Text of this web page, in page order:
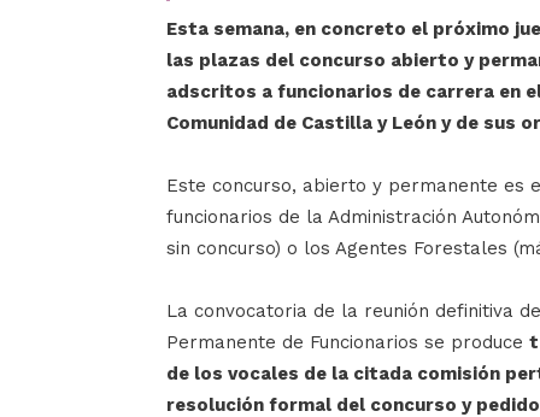
Esta semana, en concreto el próximo
las plazas del concurso abierto y
adscritos a funcionarios de carrera en
Comunidad de Castilla y León y de sus
Este concurso, abierto y permanente es
funcionarios de la Administración
sin concurso) o los Agentes Forestales
La convocatoria de la reunión definitiva
Permanente de Funcionarios se produce
de los vocales de la citada comisión
resolución formal del concurso y